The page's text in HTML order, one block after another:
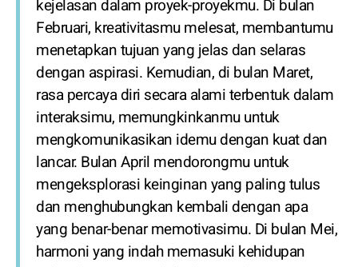
kejelasan dalam proyek-proyekmu. Di bulan
Februari, kreativitasmu melesat, membantumu
menetapkan tujuan yang jelas dan selaras
dengan aspirasi. Kemudian, di bulan Maret,
rasa percaya diri secara alami terbentuk dalam
interaksimu, memungkinkanmu untuk
mengkomunikasikan idemu dengan kuat dan
lancar. Bulan April mendorongmu untuk
mengeksplorasi keinginan yang paling tulus
dan menghubungkan kembali dengan apa
yang benar-benar memotivasimu. Di bulan Mei,
harmoni yang indah memasuki kehidupan